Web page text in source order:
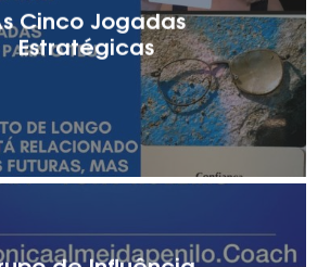
Cinco Jogadas
Estratégicas